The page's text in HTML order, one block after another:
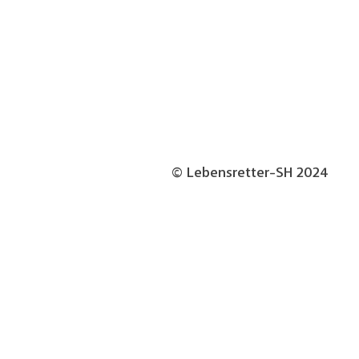
© Lebensretter-SH 2024